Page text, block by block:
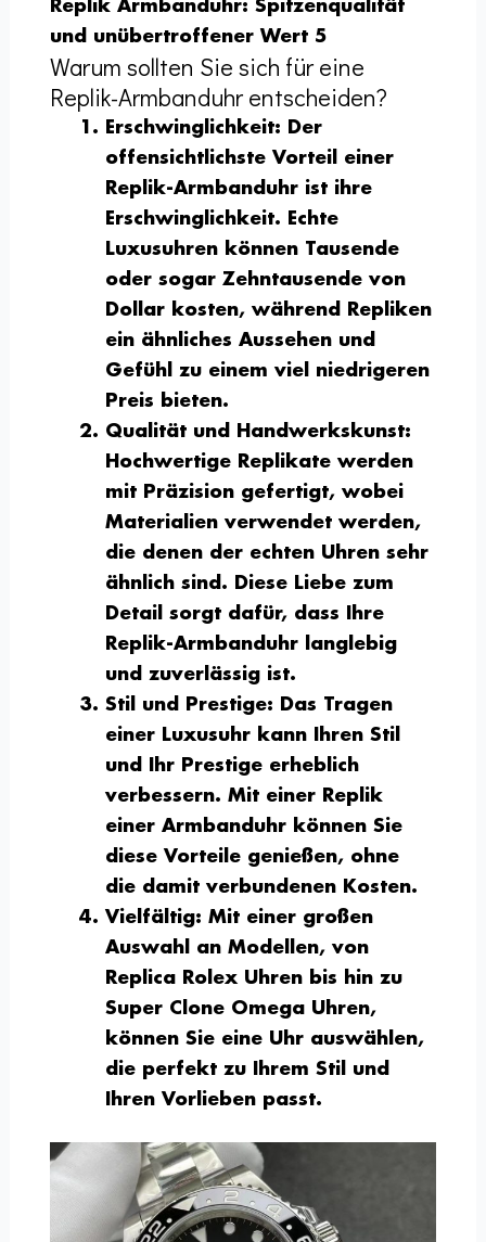
Replik Armbanduhr: Spitzenqualität
und unübertroffener Wert 5
Warum sollten Sie sich für eine
Replik-Armbanduhr entscheiden?
Erschwinglichkeit: Der
offensichtlichste Vorteil einer
Replik-Armbanduhr ist ihre
Erschwinglichkeit. Echte
Luxusuhren können Tausende
oder sogar Zehntausende von
Dollar kosten, während Repliken
ein ähnliches Aussehen und
Gefühl zu einem viel niedrigeren
Preis bieten.
Qualität und Handwerkskunst:
Hochwertige Replikate werden
mit Präzision gefertigt, wobei
Materialien verwendet werden,
die denen der echten Uhren sehr
ähnlich sind. Diese Liebe zum
Detail sorgt dafür, dass Ihre
Replik-Armbanduhr langlebig
und zuverlässig ist.
Stil und Prestige: Das Tragen
einer Luxusuhr kann Ihren Stil
und Ihr Prestige erheblich
verbessern. Mit einer Replik
einer Armbanduhr können Sie
diese Vorteile genießen, ohne
die damit verbundenen Kosten.
Vielfältig: Mit einer großen
Auswahl an Modellen, von
Replica Rolex Uhren bis hin zu
Super Clone Omega Uhren,
können Sie eine Uhr auswählen,
die perfekt zu Ihrem Stil und
Ihren Vorlieben passt.